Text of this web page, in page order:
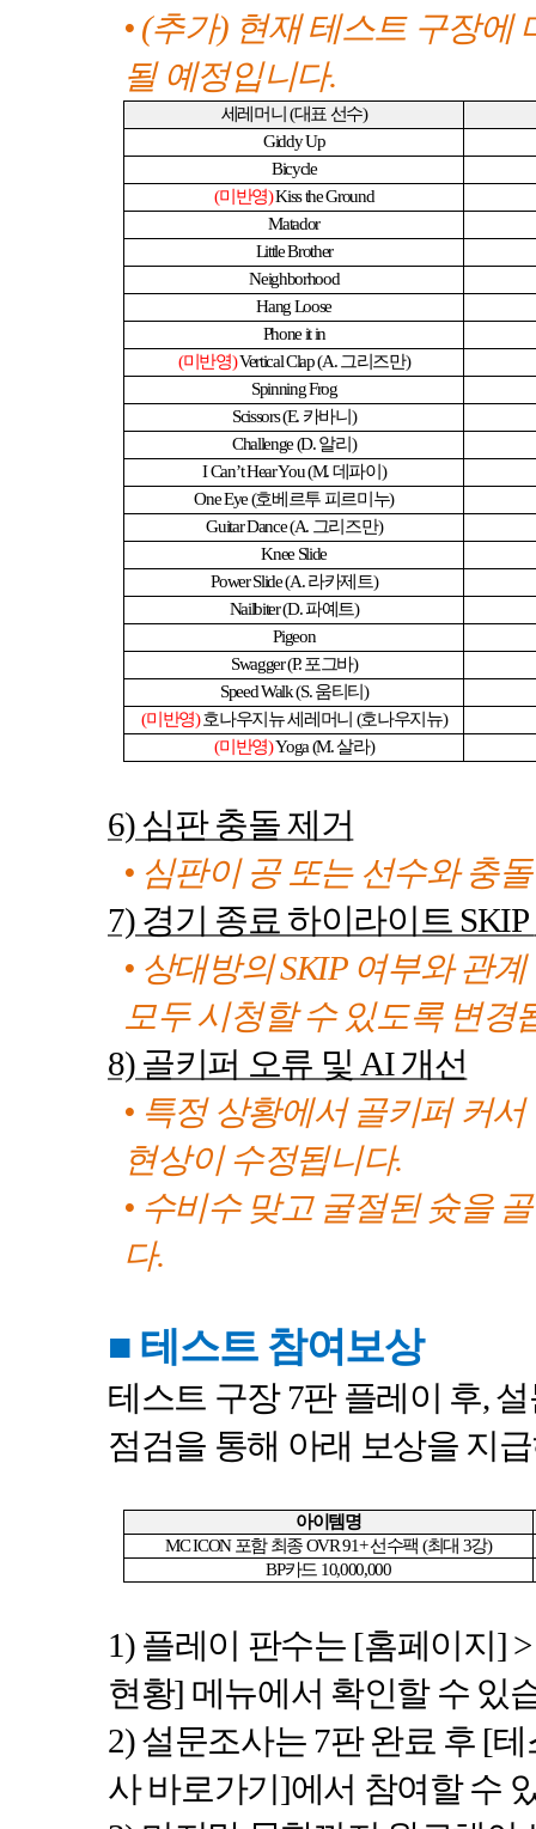
• (추가) 현재 테스트 구장에
될 예정입니다.
세레머니 (대표 선수)
Giddy Up
Bicycle
(미반영)Kiss the Ground
Matador
Little Brother
Neighborhood
Hang Loose
Phone it in
(미반영)Vertical Clap (A. 그리즈만)
Spinning Frog
Scissors (E. 카바니 )
Challenge (D.알리 )
I Can’t Hear You (M.데파이 )
One Eye (호베르투 피르미누)
Guitar Dance (A. 그리즈만)
Knee Slide
Power Slide (A.라카제트)
Nailbiter (D.파예트)
Pigeon
Swagger (P. 포그바)
Speed Walk (S.움티티 )
(미반영)호나우지뉴 세레머니 (호나우지뉴)
(미반영)Yoga (M.살라)
6)심판 충돌 제거
• 심판이 공 또는 선수와 충
7) 경기 종료 하이라이트 SKIP
• 상대방의SKIP 여부와 관
모두 시청할 수 있도록 변경
8) 골키퍼 오류 및 AI개선
• 특정 상황에서 골키퍼 커
현상이 수정됩니다.
• 수비수 맞고 굴절된 슛을
다.
■ 테스트 참여보상
테스트 구장7판 플레이 후,
점검을 통해 아래 보상을 지
아이템명
MC ICON 포함 최종OVR 91+선수팩 (최대 3강)
BP카드 10,000,000
1) 플레이 판수는 [홈페이지]
현황] 메뉴에서 확인할 수 있
2)설문조사는 7판 완료 후 [테
사 바로가기]에서 참여할 수